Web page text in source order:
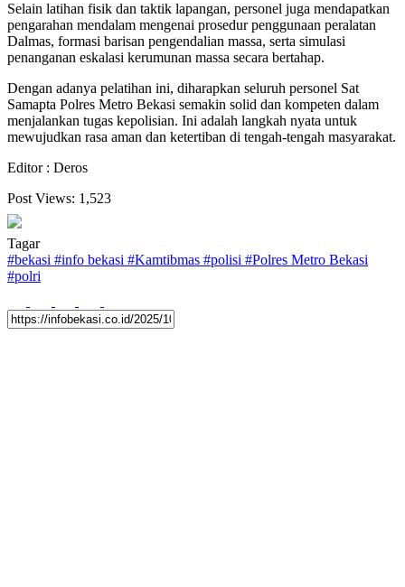
Selain latihan fisik dan taktik lapangan, personel juga mendapatkan
pengarahan mendalam mengenai prosedur penggunaan peralatan
Dalmas, formasi barisan pengendalian massa, serta simulasi
penanganan eskalasi kerumunan massa secara bertahap.
Dengan adanya pelatihan ini, diharapkan seluruh personel Sat
Samapta Polres Metro Bekasi semakin solid dan kompeten dalam
menjalankan tugas kepolisian. Ini adalah langkah nyata untuk
mewujudkan rasa aman dan ketertiban di tengah-tengah masyarakat.
Editor : Deros
Post Views: 1,523
Tagar
#bekasi #info bekasi #Kamtibmas #polisi #Polres Metro Bekasi
#polri